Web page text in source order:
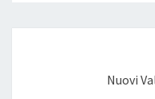
Nuovi